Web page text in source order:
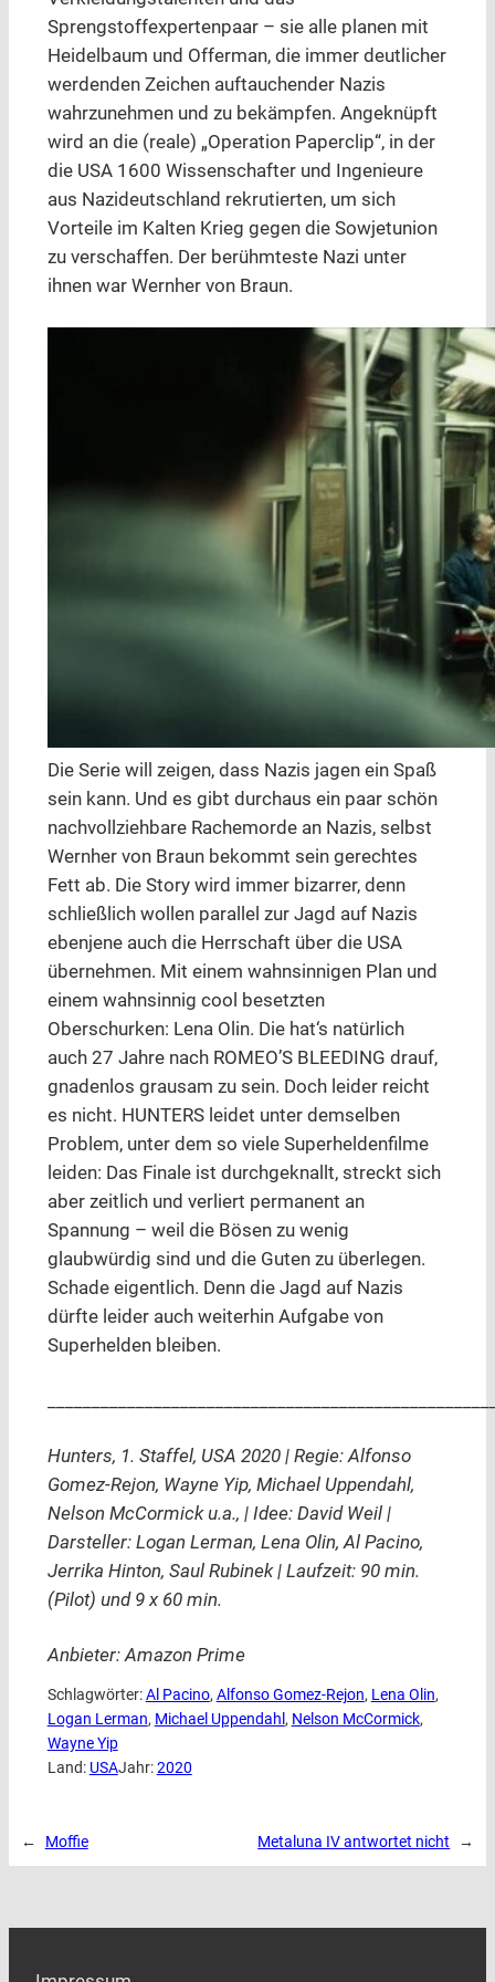
Sprengstoffexpertenpaar – sie alle planen mit
Heidelbaum und Offerman, die immer deutlicher
werdenden Zeichen auftauchender Nazis
wahrzunehmen und zu bekämpfen. Angeknüpft
wird an die (reale) „Operation Paperclip“, in der
die USA 1600 Wissenschafter und Ingenieure
aus Nazideutschland rekrutierten, um sich
Vorteile im Kalten Krieg gegen die Sowjetunion
zu verschaffen. Der berühmteste Nazi unter
ihnen war Wernher von Braun.
Die Serie will zeigen, dass Nazis jagen ein Spaß
sein kann. Und es gibt durchaus ein paar schön
nachvollziehbare Rachemorde an Nazis, selbst
Wernher von Braun bekommt sein gerechtes
Fett ab. Die Story wird immer bizarrer, denn
schließlich wollen parallel zur Jagd auf Nazis
ebenjene auch die Herrschaft über die USA
übernehmen. Mit einem wahnsinnigen Plan und
einem wahnsinnig cool besetzten
Oberschurken: Lena Olin. Die hat‘s natürlich
auch 27 Jahre nach ROMEO’S BLEEDING drauf,
gnadenlos grausam zu sein. Doch leider reicht
es nicht. HUNTERS leidet unter demselben
Problem, unter dem so viele Superheldenfilme
leiden: Das Finale ist durchgeknallt, streckt sich
aber zeitlich und verliert permanent an
Spannung – weil die Bösen zu wenig
glaubwürdig sind und die Guten zu überlegen.
Schade eigentlich. Denn die Jagd auf Nazis
dürfte leider auch weiterhin Aufgabe von
Superhelden bleiben.
Hunters, 1. Staffel, USA 2020 | Regie: Alfonso
Gomez-Rejon, Wayne Yip, Michael Uppendahl,
Nelson McCormick u.a., | Idee: David Weil |
Darsteller: Logan Lerman, Lena Olin, Al Pacino,
Jerrika Hinton, Saul Rubinek | Laufzeit: 90 min.
(Pilot) und 9 x 60 min.
Anbieter: Amazon Prime
Schlagwörter:Al Pacino, Alfonso Gomez-Rejon, Lena Olin
Logan Lerman, Michael Uppendahl , Nelson McCormick
Wayne Yip
Land: USAJahr:2020
← Moffie Metaluna IV antwortet nicht →